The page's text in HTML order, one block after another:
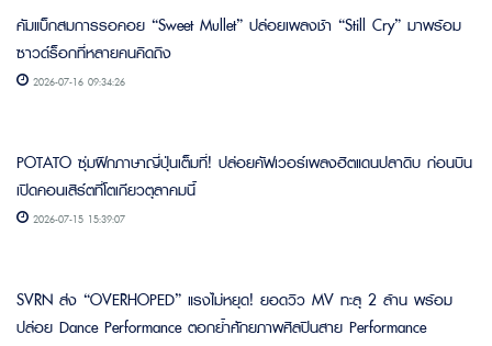
คัมแบ็กสมการรอคอย “Sweet Mullet” ปล่อยเพลงช้า “Still Cry” มาพร้อม
ซาวด์ร็อกที่หลายคนคิดถึง
2026-07-16 09:34:26
POTATO ซุ่มฝึกภาษาญี่ปุ่นเต็มที่! ปล่อยคัฟเวอร์เพลงฮิตแดนปลาดิบ ก่อนบิน
เปิดคอนเสิร์ตที่โตเกียวตุลาคมนี้
2026-07-15 15:39:07
SVRN ส่ง “OVERHOPED” แรงไม่หยุด! ยอดวิว MV ทะลุ 2 ล้าน พร้อม
ปล่อย Dance Performance ตอกย้ำศักยภาพศิลปินสาย Performance